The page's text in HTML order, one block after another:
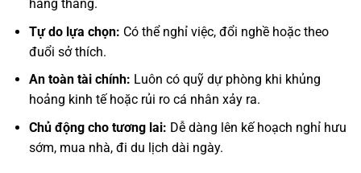
hàng tháng.
Tự do lựa chọn: Có thể nghỉ việc, đổi nghề hoặc theo
đuổi sở thích.
An toàn tài chính: Luôn có quỹ dự phòng khi khủng
hoảng kinh tế hoặc rủi ro cá nhân xảy ra.
Chủ động cho tương lai: Dễ dàng lên kế hoạch nghỉ hưu
sớm, mua nhà, đi du lịch dài ngày.